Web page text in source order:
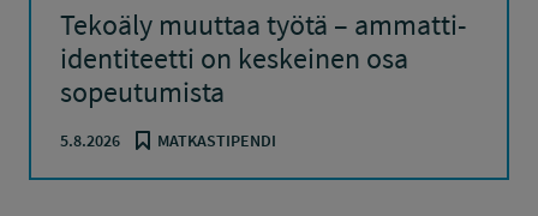
Tekoäly muuttaa työtä – ammatti-
identiteetti on keskeinen osa
sopeutumista
5.8.2026 MATKASTIPENDI